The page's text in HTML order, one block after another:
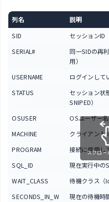
列名
説明
SID
セッションID
SERIAL#
同一SIDの再
用）
USERNAME
ログインして
STATUS
セッション状
SNIPED）
OSUSER
OSユーザー名
MACHINE
クライアント
PROGRAM
接続に使用し
SQL_ID
現在実行中の
WAIT_CLASS
待機クラス（
SECONDS_IN_W
現在の待機時
スクロー